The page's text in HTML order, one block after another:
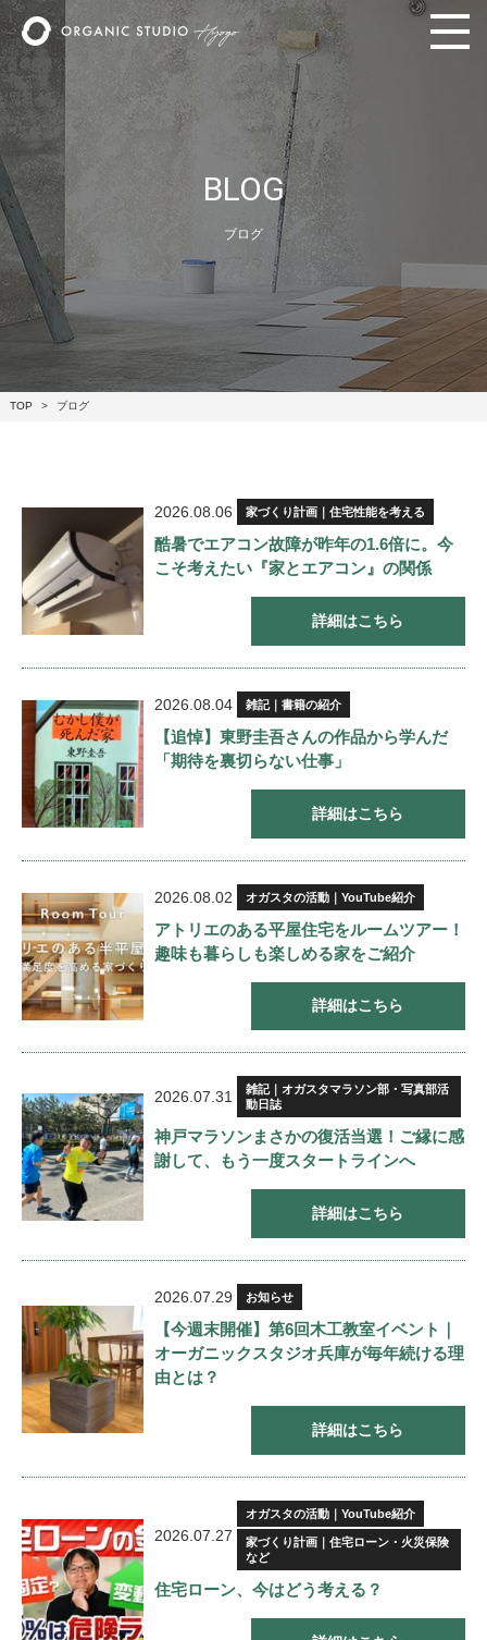
BLOG
ブログ
TOP ブログ
2026.08.06 家づくり計画｜住宅性能を考える
酷暑でエアコン故障が昨年の1.6倍に。今
こそ考えたい『家とエアコン』の関係
詳細はこちら
2026.08.04 雑記｜書籍の紹介
【追悼】東野圭吾さんの作品から学んだ
「期待を裏切らない仕事」
詳細はこちら
2026.08.02 オガスタの活動｜YouTube紹介
アトリエのある平屋住宅をルームツアー！
趣味も暮らしも楽しめる家をご紹介
詳細はこちら
2026.07.31
雑記｜オガスタマラソン部・写真部活
動日誌
神戸マラソンまさかの復活当選！ご縁に感
謝して、もう一度スタートラインへ
詳細はこちら
2026.07.29 お知らせ
【今週末開催】第6回木工教室イベント｜
オーガニックスタジオ兵庫が毎年続ける理
由とは？
詳細はこちら
2026.07.27
オガスタの活動｜YouTube紹介
家づくり計画｜住宅ローン・火災保険
など
住宅ローン、今はどう考える？